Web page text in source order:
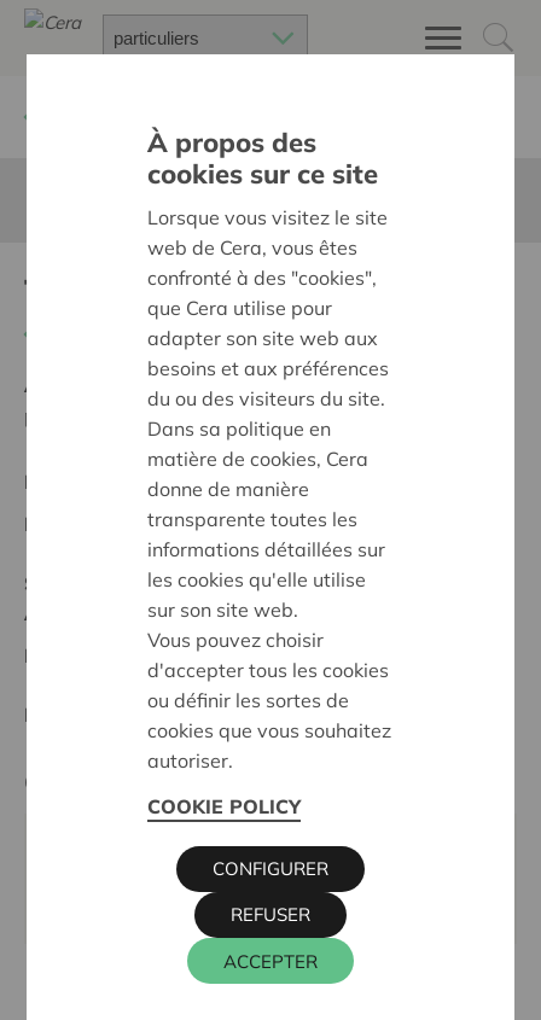
Tentenkamp
Ambition:
Des quartiers chaleureux et bienveillants
pour tous
Projet régional
Date de début:20/05/2026
Statut:
Antwerpen
Date de décision:
20/05/2026
Décision: Approuvé
Cera contact
KRIS DEBRUYNE
016 27 96 74
kris.debruyne@cera.coop
À propos des
cookies sur ce site
Lorsque vous visitez le site
web de Cera, vous êtes
confronté à des "cookies",
que Cera utilise pour
adapter son site web aux
besoins et aux préférences
du ou des visiteurs du site.
Dans sa politique en
matière de cookies, Cera
donne de manière
transparente toutes les
informations détaillées sur
les cookies qu'elle utilise
sur son site web.
Vous pouvez choisir
d'accepter tous les cookies
ou définir les sortes de
cookies que vous souhaitez
autoriser.
COOKIE POLICY
ACCEPTER
REFUSER
CONFIGURER